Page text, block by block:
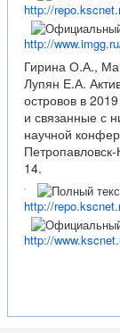
http://
http://
Гирина О.А.,
Лупян Е.А.
островов в
и связанные с
научной
14.
http://
http://